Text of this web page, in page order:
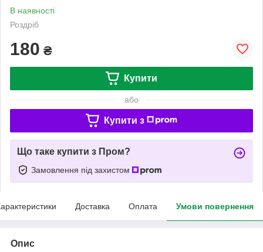
В наявності
Роздріб
180 ₴
Купити
або
Купити з
Що таке купити з Пром?
Замовлення під захистом
Доставка Оплата Умови повернення
Опис